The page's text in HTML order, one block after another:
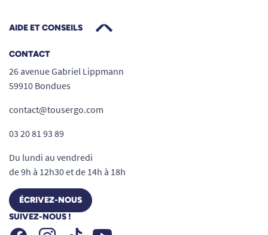
AIDE ET CONSEILS
CONTACT
26 avenue Gabriel Lippmann
59910 Bondues
contact@tousergo.com
03 20 81 93 89
Du lundi au vendredi
de 9h à 12h30 et de 14h à 18h
ÉCRIVEZ-NOUS
SUIVEZ-NOUS !